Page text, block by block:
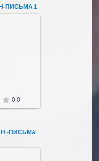
ПИСЬМА 1
0.0
-ПИСЬМА